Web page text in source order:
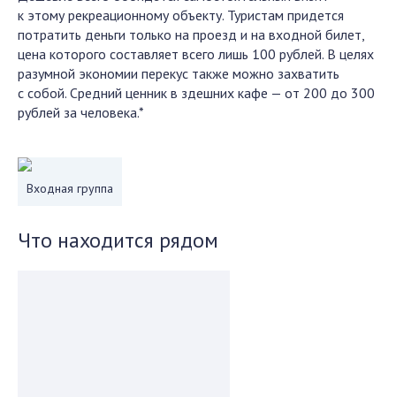
к этому рекреационному объекту. Туристам придется
потратить деньги только на проезд и на входной билет,
цена которого составляет всего лишь 100 рублей. В целях
разумной экономии перекус также можно захватить
с собой. Средний ценник в здешних кафе — от 200 до 300
рублей за человека.*
Входная группа
Что находится рядом